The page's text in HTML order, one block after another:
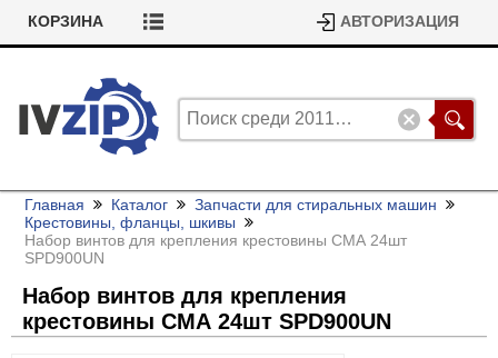
КОРЗИНА АВТОРИЗАЦИЯ
Главная Каталог
Запчасти для стиральных машин
Крестовины, фланцы, шкивы
Набор винтов для крепления крестовины СМА 24шт
SPD900UN
Набор винтов для крепления
крестовины СМА 24шт SPD900UN